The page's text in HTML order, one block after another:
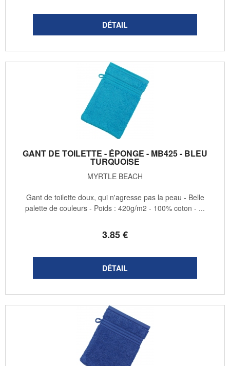
GANT DE TOILETTE - ÉPONGE - MB425 - BLEU
TURQUOISE
MYRTLE BEACH
3.85€
Gant de toilette doux, qui n'agresse pas la peau - Belle
palette de couleurs - Poids : 420g/m2 - 100% coton - ...